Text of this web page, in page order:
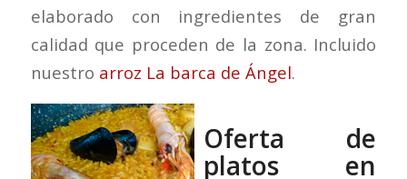
elaborado con ingredientes de gran
calidad que proceden de la zona. Incluido
nuestro arroz La barca de Ángel.
Oferta de
platos en